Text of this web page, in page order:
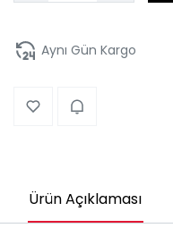
Aynı Gün Kargo
Ürün Açıklaması